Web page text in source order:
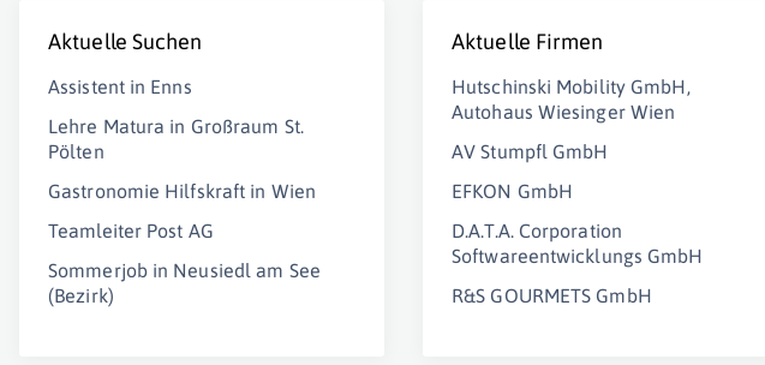
Aktuelle Suchen
Assistent in Enns
Lehre Matura in Großraum St.
Pölten
Gastronomie Hilfskraft in Wien
Teamleiter Post AG
Sommerjob in Neusiedl am See
(Bezirk)
Aktuelle Firmen
Hutschinski Mobility GmbH,
Autohaus Wiesinger Wien
AV Stumpfl GmbH
EFKON GmbH
D.A.T.A. Corporation
Softwareentwicklungs GmbH
R&S GOURMETS GmbH